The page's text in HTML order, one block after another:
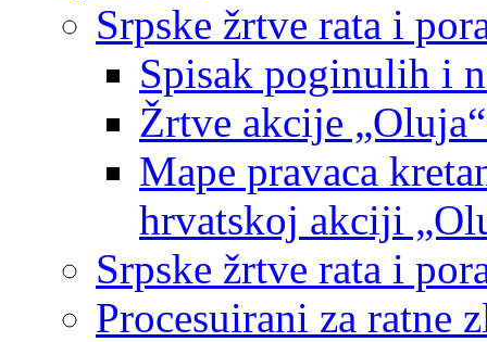
Srpske žrtve rata i
Spisak poginulih i
Žrtve akcije
Mape pravaca
hrvatskoj akciji
Srpske žrtve rata i
Procesuirani za ratne